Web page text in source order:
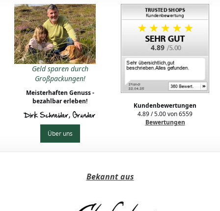
Geld sparen durch
Großpackungen!
Meisterhaften Genuss -
bezahlbar erleben!
Dirk Schneider, Gründer
Über uns
4.89
Kundenbewertungen
4.89/5.00von6559
Bewertungen
Bekannt aus